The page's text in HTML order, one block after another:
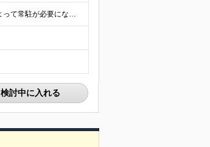
★フルリモート勤務も可（全国応募OK/住宅手当を支給します） ※案件によって常駐が必要になる場合があります。 ※希望がない限り、転勤はありません ※U・Iターン歓迎 ★ルトラの社員は全国各地で活躍中
検討中に入れる